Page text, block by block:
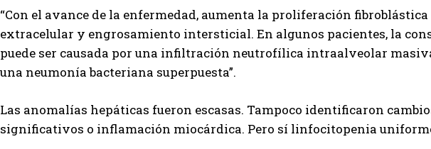
“Con el avance de la enfermedad, aumenta la proliferación
extracelular y engrosamiento intersticial. En algunos pacientes, la
puede ser causada por una infiltración neutrofílica intraalveolar
una neumonía bacteriana superpuesta”.
Las anomalías hepáticas fueron escasas. Tampoco identificaron
significativos o inflamación miocárdica. Pero sí linfocitopenia